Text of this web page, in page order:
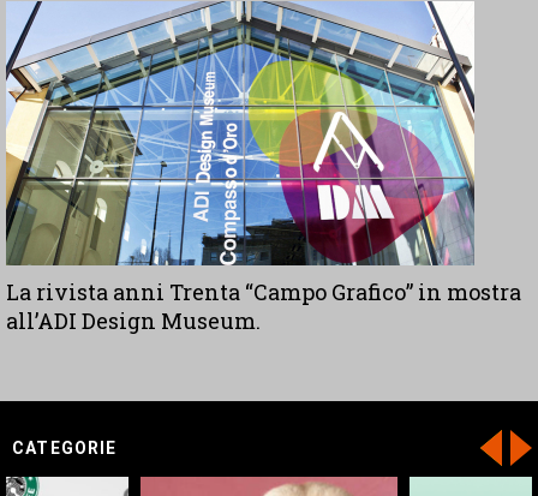
La rivista anni Trenta “Campo Grafico” in mostra
all’ADI Design Museum.
CATEGORIE